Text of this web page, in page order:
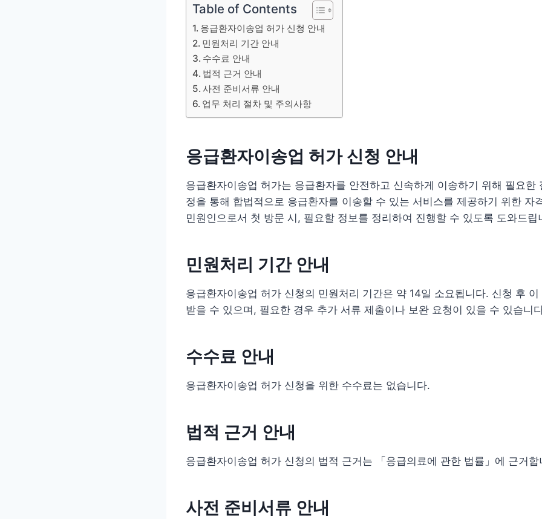
Table of Contents
응급환자이송업 허가 신청 안내
민원처리 기간 안내
수수료 안내
법적 근거 안내
사전 준비서류 안내
업무 처리 절차 및 주의사항
응급환자이송업 허가 신청 안내
응급환자이송업 허가는 응급환자를 안전하고 신속하게 이송하기 위해 필요한
정을 통해 합법적으로 응급환자를 이송할 수 있는 서비스를 제공하기 위한 자
민원인으로서 첫 방문 시, 필요할 정보를 정리하여 진행할 수 있도록 도와드립
민원처리 기간 안내
응급환자이송업 허가 신청의 민원처리 기간은 약 14일 소요됩니다. 신청 후
받을 수 있으며, 필요한 경우 추가 서류 제출이나 보완 요청이 있을 수 있습니
수수료 안내
응급환자이송업 허가 신청을 위한 수수료는 없습니다.
법적 근거 안내
응급환자이송업 허가 신청의 법적 근거는 「응급의료에 관한 법률」에 근거합
사전 준비서류 안내